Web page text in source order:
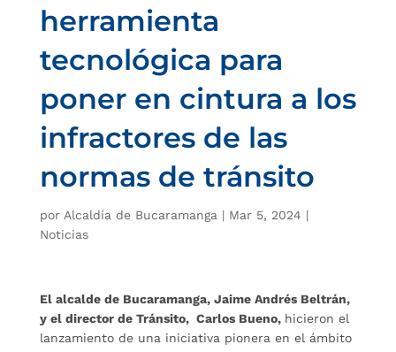
herramienta
tecnológica para
poner en cintura a los
infractores de las
normas de tránsito
por Alcaldía de Bucaramanga | Mar 5, 2024 |
Noticias
El alcalde de Bucaramanga, Jaime Andrés Beltrán,
y el director de Tránsito, Carlos Bueno, hicieron el
lanzamiento de una iniciativa pionera en el ámbito